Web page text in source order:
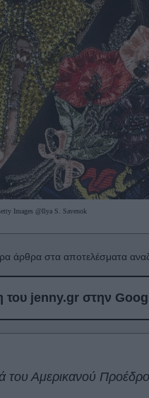
Images @Ilya S. Savenok
άρθρα στα αποτελέσματα
του jenny.gr στην
του Αμερικανού